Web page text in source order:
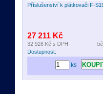
Příslušenství k plátkovači F-
27 211 Kč
32 926 Kč s DPH
Dostupnost:
ks